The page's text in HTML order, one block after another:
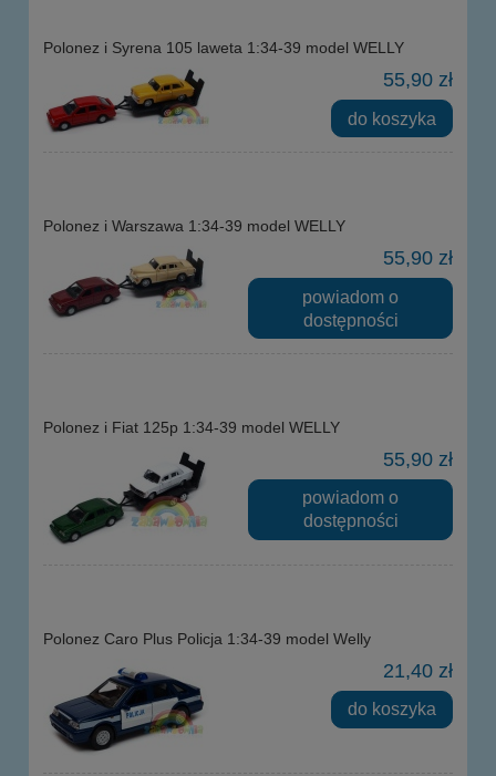
Polonez i Syrena 105 laweta 1:34-39 model WELLY
55,90 zł
do koszyka
Polonez i Warszawa 1:34-39 model WELLY
55,90 zł
powiadom o
dostępności
Polonez i Fiat 125p 1:34-39 model WELLY
55,90 zł
powiadom o
dostępności
Polonez Caro Plus Policja 1:34-39 model Welly
21,40 zł
do koszyka